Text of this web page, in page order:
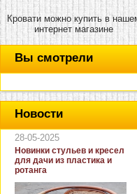
Кровати можно купить в
интернет магазине
Вы смотрели
Новости
28-05-2025
Новинки стульев и кресел
для дачи из пластика и
ротанга